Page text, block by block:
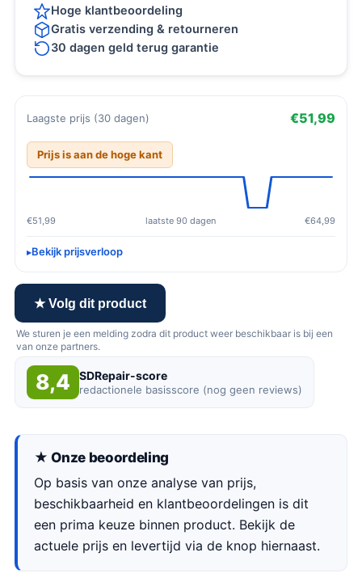
Hoge klantbeoordeling
Gratis verzending & retourneren
30 dagen geld terug garantie
Laagste prijs (30 dagen) €51,99
Prijs is aan de hoge kant
€51,99 laatste 90 dagen €64,99
Bekijk prijsverloop
★ Volg dit product
We sturen je een melding zodra dit product weer beschikbaar is bij een
van onze partners.
8,4 SDRepair-score
redactionele basisscore (nog geen reviews)
★ Onze beoordeling
Op basis van onze analyse van prijs,
beschikbaarheid en klantbeoordelingen is dit
een prima keuze binnen product. Bekijk de
actuele prijs en levertijd via de knop hiernaast.